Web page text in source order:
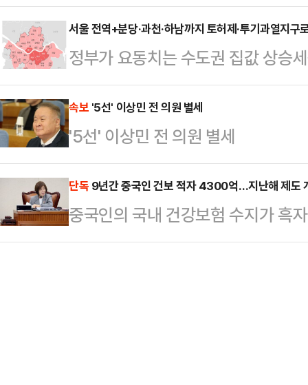
의에서 한 말이다. 대통령은 재판관
권한을 부여받은 사람이 아니면서
말해야 할 사람들이’라고 말했는데
인들의 말을 …
서울 전역+분당·과천·하남까지 토허제·투기과열지
정부가 요동치는 수도권 집값 상승
남 등을 포함한 경기도 12개 지역
조정대상지역과 투기과열지구로는
력 대책이다.국토교통부는 15일 오
국세청 등 정부부처 합동으로 정부
최하고 이러한 내용을 담은 주택시
한 이재명 정부에서 6·27 대출 규
동산 대책이다.서…
속보 '5선' 이상민 전 의원 별세
'5선' 이상민 전 의원 별세
단독 9년간 중국인 건보 적자 4300억…지난해 제도
중국인의 국내 건강보험 수지가 흑
최근 9년간(2016~2024년) 중국인